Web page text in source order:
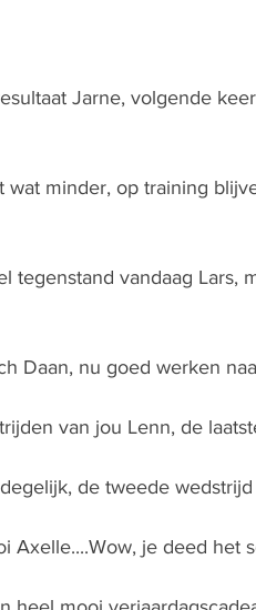
Jarne, volgende
wat minder, op training
tegenstand vandaag Lars,
Daan, nu goed werken
van jou Lenn, de
de tweede
Axelle....Wow, je deed het